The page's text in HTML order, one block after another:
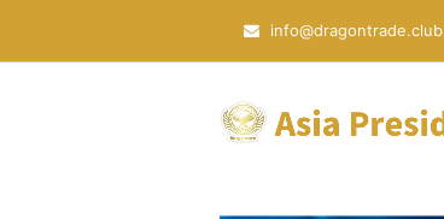
info@dragontrade.club